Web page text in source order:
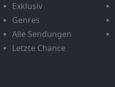
Exklusiv
Genres
Alle Sendungen
Letzte Chance